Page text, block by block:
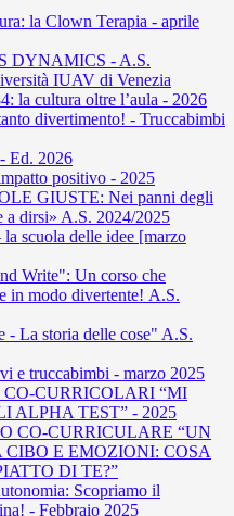
la Clown Terapia - aprile
DYNAMICS - A.S.
IUAV di Venezia
la cultura oltre l’aula - 2026
divertimento! - Truccabimbi
Ed. 2026
positivo - 2025
GIUSTE: Nei panni degli
a dirsi» A.S. 2024/2025
scuola delle idee [marzo
Write": Un corso che
in modo divertente! A.S.
- La storia delle cose" A.S.
e truccabimbi - marzo 2025
CURRICOLARI “MI
ALPHA TEST” - 2025
CO-CURRICULARE “UN
E EMOZIONI: COSA
DI TE?”
Scopriamo il
- Febbraio 2025